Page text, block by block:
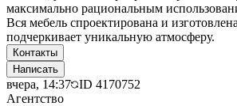
максимально рациональным
Вся мебель спроектирована и
подчеркивает уникальную атмосферу.
Контакты
Написать
вчера, 14:37 ID 4170752
Агентство